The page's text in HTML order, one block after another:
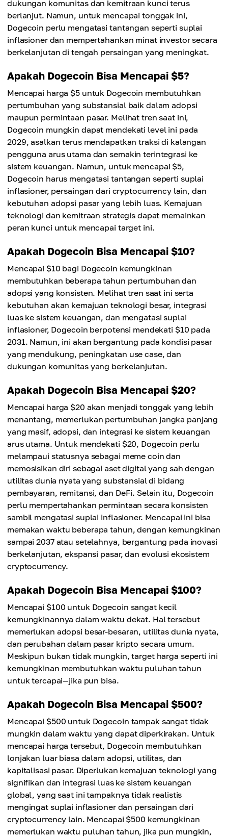
dukungan komunitas dan kemitraan kunci terus
berlanjut. Namun, untuk mencapai tonggak ini,
Dogecoin perlu mengatasi tantangan seperti suplai
inflasioner dan mempertahankan minat investor secara
berkelanjutan di tengah persaingan yang meningkat.
Apakah Dogecoin Bisa Mencapai $5?
Mencapai harga $5 untuk Dogecoin membutuhkan
pertumbuhan yang substansial baik dalam adopsi
maupun permintaan pasar. Melihat tren saat ini,
Dogecoin mungkin dapat mendekati level ini pada
2029, asalkan terus mendapatkan traksi di kalangan
pengguna arus utama dan semakin terintegrasi ke
sistem keuangan. Namun, untuk mencapai $5,
Dogecoin harus mengatasi tantangan seperti suplai
inflasioner, persaingan dari cryptocurrency lain, dan
kebutuhan adopsi pasar yang lebih luas. Kemajuan
teknologi dan kemitraan strategis dapat memainkan
peran kunci untuk mencapai target ini.
Apakah Dogecoin Bisa Mencapai $10?
Mencapai $10 bagi Dogecoin kemungkinan
membutuhkan beberapa tahun pertumbuhan dan
adopsi yang konsisten. Melihat tren saat ini serta
kebutuhan akan kemajuan teknologi besar, integrasi
luas ke sistem keuangan, dan mengatasi suplai
inflasioner, Dogecoin berpotensi mendekati $10 pada
2031. Namun, ini akan bergantung pada kondisi pasar
yang mendukung, peningkatan use case, dan
dukungan komunitas yang berkelanjutan.
Apakah Dogecoin Bisa Mencapai $20?
Mencapai harga $20 akan menjadi tonggak yang lebih
menantang, memerlukan pertumbuhan jangka panjang
yang masif, adopsi, dan integrasi ke sistem keuangan
arus utama. Untuk mendekati $20, Dogecoin perlu
melampaui statusnya sebagai meme coin dan
memosisikan diri sebagai aset digital yang sah dengan
utilitas dunia nyata yang substansial di bidang
pembayaran, remitansi, dan DeFi. Selain itu, Dogecoin
perlu mempertahankan permintaan secara konsisten
sambil mengatasi suplai inflasioner. Mencapai ini bisa
memakan waktu beberapa tahun, dengan kemungkinan
sampai 2037 atau setelahnya, bergantung pada inovasi
berkelanjutan, ekspansi pasar, dan evolusi ekosistem
cryptocurrency.
Apakah Dogecoin Bisa Mencapai $100?
Mencapai $100 untuk Dogecoin sangat kecil
kemungkinannya dalam waktu dekat. Hal tersebut
memerlukan adopsi besar-besaran, utilitas dunia nyata,
dan perubahan dalam pasar kripto secara umum.
Meskipun bukan tidak mungkin, target harga seperti ini
kemungkinan membutuhkan waktu puluhan tahun
untuk tercapai—jika pun bisa.
Apakah Dogecoin Bisa Mencapai $500?
Mencapai $500 untuk Dogecoin tampak sangat tidak
mungkin dalam waktu yang dapat diperkirakan. Untuk
mencapai harga tersebut, Dogecoin membutuhkan
lonjakan luar biasa dalam adopsi, utilitas, dan
kapitalisasi pasar. Diperlukan kemajuan teknologi yang
signifikan dan integrasi luas ke sistem keuangan
global, yang saat ini tampaknya tidak realistis
mengingat suplai inflasioner dan persaingan dari
cryptocurrency lain. Mencapai $500 kemungkinan
memerlukan waktu puluhan tahun, jika pun mungkin,